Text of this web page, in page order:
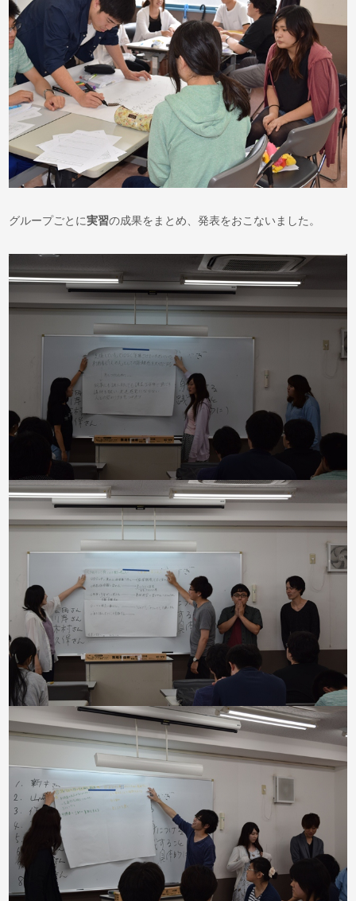
グループごとに実習の成果をまとめ、発表をおこないました。